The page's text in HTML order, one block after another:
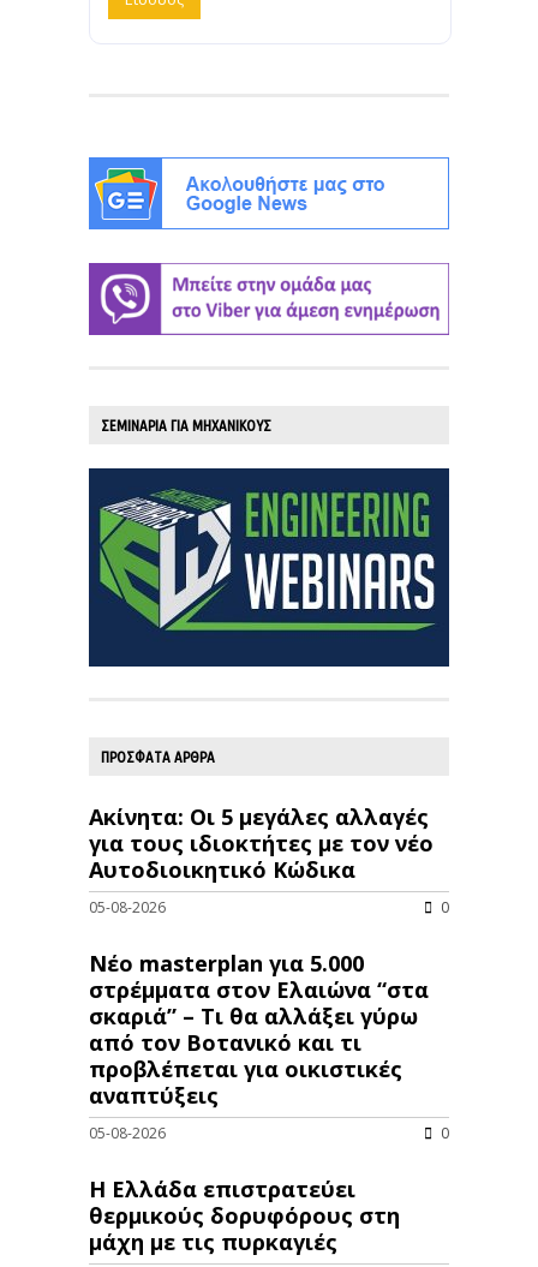
ΣΕΜΙΝΑΡΙΑ ΓΙΑ ΜΗΧΑΝΙΚΟΥΣ
ΠΡΟΣΦΑΤΑ ΑΡΘΡΑ
Ακίνητα: Οι 5 μεγάλες αλλαγές
για τους ιδιοκτήτες με τον νέο
Αυτοδιοικητικό Κώδικα
05-08-2026 0
Νέο masterplan για 5.000
στρέμματα στον Ελαιώνα “στα
σκαριά” – Τι θα αλλάξει γύρω
από τον Βοτανικό και τι
προβλέπεται για οικιστικές
αναπτύξεις
05-08-2026 0
Η Ελλάδα επιστρατεύει
θερμικούς δορυφόρους στη
μάχη με τις πυρκαγιές